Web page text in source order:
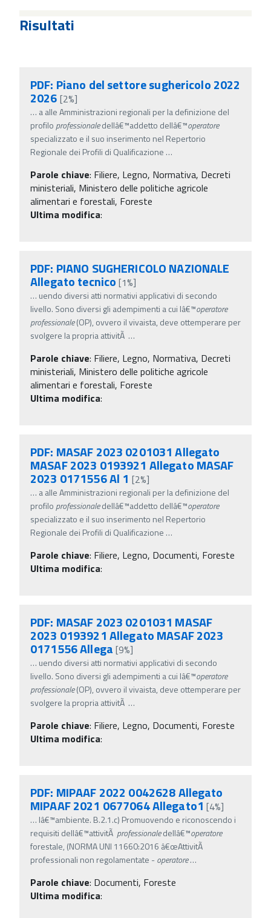
Risultati
PDF: Piano del settore sughericolo 2022
2026 [2%]
… a alle Amministrazioni regionali per la definizione del
profilo professionaledellâ€™addetto dellâ€™operatore
specializzato e il suo inserimento nel Repertorio
Regionale dei Profili di Qualificazione …
Parole chiave: Filiere, Legno, Normativa, Decreti
ministeriali, Ministero delle politiche agricole
alimentari e forestali, Foreste
Ultima modifica:
PDF: PIANO SUGHERICOLO NAZIONALE
Allegato tecnico [1%]
… uendo diversi atti normativi applicativi di secondo
livello. Sono diversi gli adempimenti a cui lâ€™operatore
professionale(OP), ovvero il vivaista, deve ottemperare per
svolgere la propria attivitÃ …
Parole chiave: Filiere, Legno, Normativa, Decreti
ministeriali, Ministero delle politiche agricole
alimentari e forestali, Foreste
Ultima modifica:
PDF: MASAF 2023 0201031 Allegato
MASAF 2023 0193921 Allegato MASAF
2023 0171556 Al 1 [2%]
… a alle Amministrazioni regionali per la definizione del
profilo professionaledellâ€™addetto dellâ€™operatore
specializzato e il suo inserimento nel Repertorio
Regionale dei Profili di Qualificazione …
Parole chiave: Filiere, Legno, Documenti, Foreste
Ultima modifica:
PDF: MASAF 2023 0201031 MASAF
2023 0193921 Allegato MASAF 2023
0171556 Allega [9%]
… uendo diversi atti normativi applicativi di secondo
livello. Sono diversi gli adempimenti a cui lâ€™operatore
professionale(OP), ovvero il vivaista, deve ottemperare per
svolgere la propria attivitÃ …
Parole chiave: Filiere, Legno, Documenti, Foreste
Ultima modifica:
PDF: MIPAAF 2022 0042628 Allegato
MIPAAF 2021 0677064 Allegato1[4%]
… lâ€™ambiente. B.2.1.c) Promuovendo e riconoscendo i
requisiti dellâ€™attivitÃ professionaledellâ€™operatore
forestale, (NORMA UNI 11660:2016 â€œAttivitÃ
professionali non regolamentate -operatore…
Parole chiave: Documenti, Foreste
Ultima modifica: